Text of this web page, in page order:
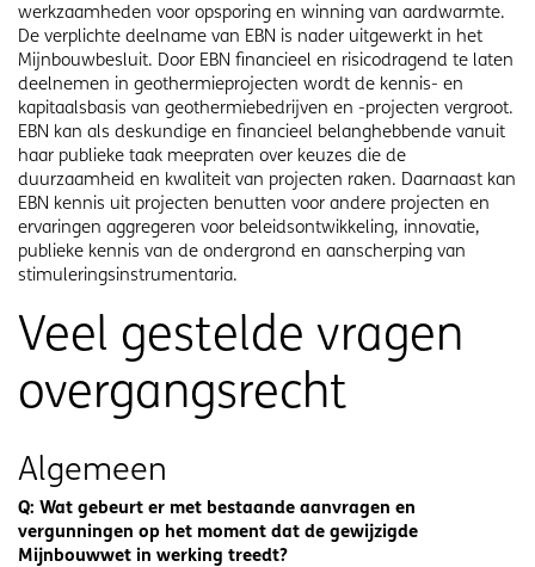
werkzaamheden voor opsporing en winning van aardwarmte.
De verplichte deelname van EBN is nader uitgewerkt in het
Mijnbouwbesluit. Door EBN financieel en risicodragend te laten
deelnemen in geothermieprojecten wordt de kennis- en
kapitaalsbasis van geothermiebedrijven en -projecten vergroot.
EBN kan als deskundige en financieel belanghebbende vanuit
haar publieke taak meepraten over keuzes die de
duurzaamheid en kwaliteit van projecten raken. Daarnaast kan
EBN kennis uit projecten benutten voor andere projecten en
ervaringen aggregeren voor beleidsontwikkeling, innovatie,
publieke kennis van de ondergrond en aanscherping van
stimuleringsinstrumentaria.
Veel gestelde vragen
overgangsrecht
Algemeen
Q: Wat gebeurt er met bestaande aanvragen en
vergunningen op het moment dat de gewijzigde
Mijnbouwwet in werking treedt?